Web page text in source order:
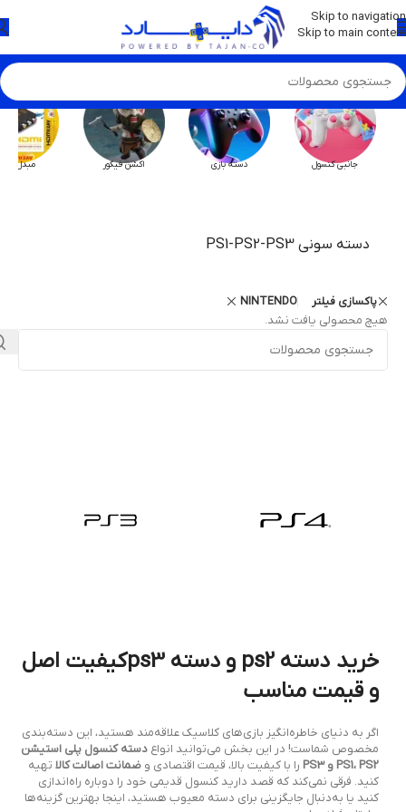
Skip to navigation
Skip to main content
💡برچسب و اسکین کنسول ها بروز شد . . . اینجا کیک کن !
جانبی کنسول دسته بازی اکشن فیگور مبدل HX
دسته سونی PS1-PS2-PS3
پاکسازی فیلتر NINTENDO
هیچ محصولی یافت نشد.
خرید دسته ps2 و دسته ps3کیفیت اصل
و قیمت مناسب
اگر به دنیای خاطره‌انگیز بازی‌های کلاسیک علاقه‌مند هستید، این دسته‌بندی
مخصوص شماست! در این بخش می‌توانید انواع دسته کنسول پلی استیشن
PS1، PS2 و PS3
را با کیفیت بالا، قیمت اقتصادی و ضمانت اصالت کالا تهیه
کنید. فرقی نمی‌کند که قصد دارید کنسول قدیمی خود را دوباره راه‌اندازی
کنید یا به‌دنبال جایگزینی برای دسته معیوب هستید، اینجا بهترین گزینه‌ها